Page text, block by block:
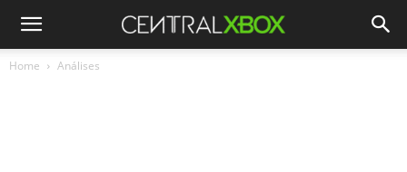
Home Análises